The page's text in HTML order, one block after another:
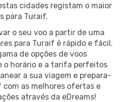
cidades registam o maior
para Turaif.
o seu voo a partir de uma
para Turaif é rápido e fácil.
de opções de voos
o horário e a tarifa perfeitos
a sua viagem e prepara-
com as melhores ofertas e
através da eDreams!